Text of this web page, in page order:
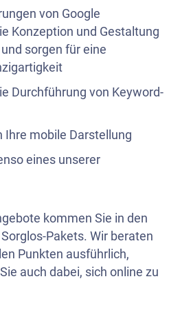
von Google
Konzeption und Gestaltung
sorgen für eine
Durchführung von Keyword-
Ihre mobile Darstellung
eines unserer
kommen Sie in den
Pakets. Wir beraten
Punkten ausführlich,
auch dabei, sich online zu